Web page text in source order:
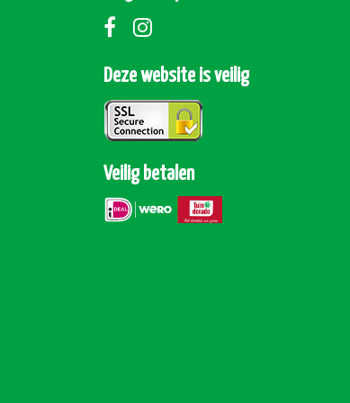
Deze website is veilig
Veilig betalen